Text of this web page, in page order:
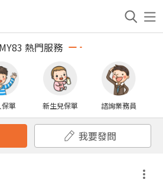
MY83 熱門服務
保單 新生兒保單 諮詢業務員
我要發問